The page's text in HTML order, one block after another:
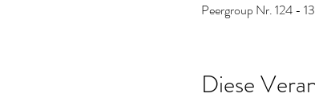
Peergroup Nr. 124 -
Diese